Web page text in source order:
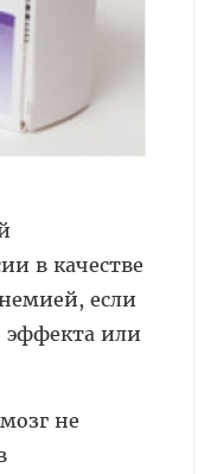
в качестве
если
эффекта или
не